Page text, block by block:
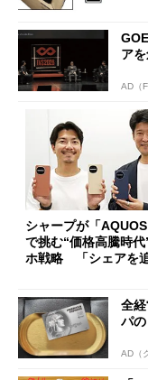
ア
AD（
シャープが「AQUOS
で挑む“価格高騰時
ホ戦略 「シェアを
全
パの
AD（